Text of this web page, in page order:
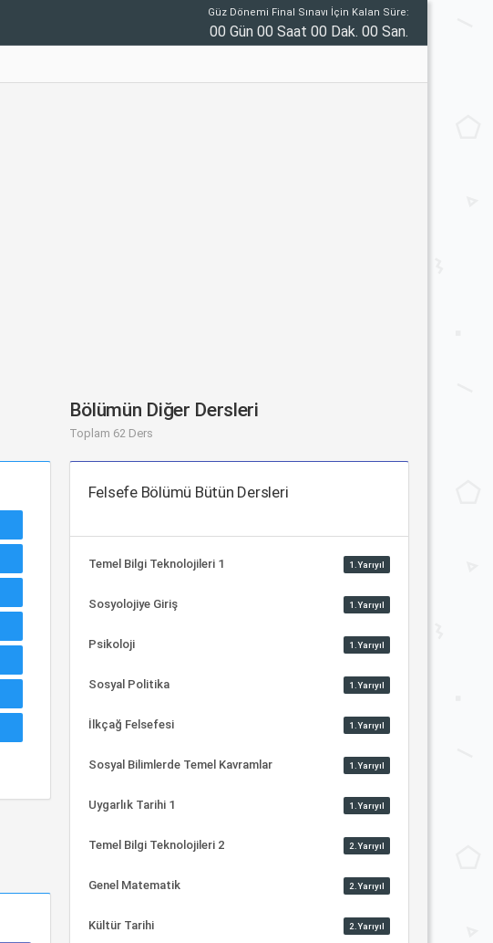
Güz Dönemi Final Sınavı İçin Kalan Süre:
00 Gün 00 Saat 00 Dak. 00 San.
Bölümün Diğer Dersleri
Toplam 62 Ders
Felsefe Bölümü Bütün Dersleri
Temel Bilgi Teknolojileri 1 1.Yarıyıl
Sosyolojiye Giriş 1.Yarıyıl
Psikoloji 1.Yarıyıl
Sosyal Politika 1.Yarıyıl
İlkçağ Felsefesi 1.Yarıyıl
Sosyal Bilimlerde Temel Kavramlar 1.Yarıyıl
Uygarlık Tarihi 1 1.Yarıyıl
Temel Bilgi Teknolojileri 2 2.Yarıyıl
Genel Matematik 2.Yarıyıl
Kültür Tarihi 2.Yarıyıl